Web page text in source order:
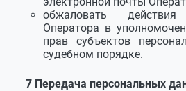
обжаловать
Оператора в
прав субъектов
судебном порядке.
Передача персональных